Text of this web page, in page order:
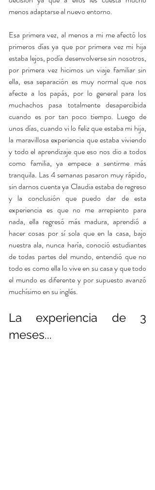
menos adaptarse al nuevo entorno.
Esa primera vez, al menos a mi me afectó los
primeros días ya que por primera vez mi hija
estaba lejos, podía desenvolverse sin nosotros,
por primera vez hicimos un viaje familiar sin
ella, esa separación es muy normal que nos
afecte a los papás, por lo general para los
muchachos pasa totalmente desapercibida
cuando es por tan poco tiempo. Luego de
unos días, cuando vi lo feliz que estaba mi hija,
la maravillosa experiencia que estaba viviendo
y todo el aprendizaje que eso nos dio a todos
como familia, ya empece a sentirme más
tranquila. Las 4 semanas pasaron muy rápido,
sin darnos cuenta ya Claudia estaba de regreso
y la conclusión que puedo dar de esta
experiencia es que no me arrepiento para
nada, ella regresó más madura, aprendió a
hacer cosas por sí sola que en la casa, bajo
nuestra ala, nunca haría, conoció estudiantes
de todas partes del mundo, entendió que no
todo es como ella lo vive en su casa y que todo
el mundo es diferente y por supuesto avanzó
muchísimo en su inglés.
La experiencia de 3
meses...